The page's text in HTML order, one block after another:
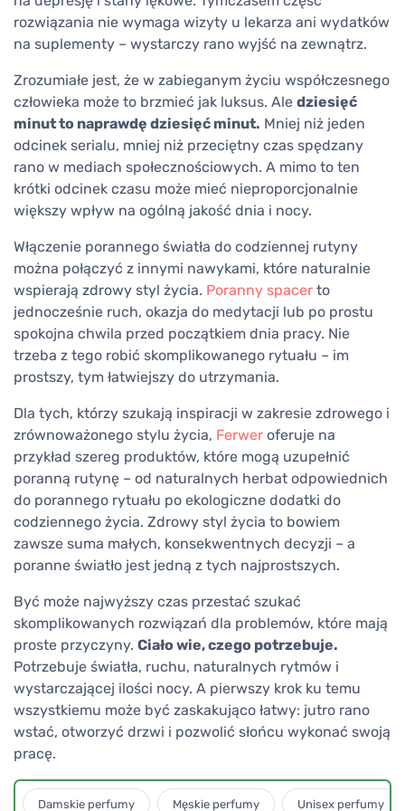
rozwiązania nie wymaga wizyty u lekarza ani wydatków
na suplementy – wystarczy rano wyjść na zewnątrz.
Zrozumiałe jest, że w zabieganym życiu współczesnego
człowieka może to brzmieć jak luksus. Ale dziesięć
minut to naprawdę dziesięć minut. Mniej niż jeden
odcinek serialu, mniej niż przeciętny czas spędzany
rano w mediach społecznościowych. A mimo to ten
krótki odcinek czasu może mieć nieproporcjonalnie
większy wpływ na ogólną jakość dnia i nocy.
Włączenie porannego światła do codziennej rutyny
można połączyć z innymi nawykami, które naturalnie
wspierają zdrowy styl życia. Poranny spacer to
jednocześnie ruch, okazja do medytacji lub po prostu
spokojna chwila przed początkiem dnia pracy. Nie
trzeba z tego robić skomplikowanego rytuału – im
prostszy, tym łatwiejszy do utrzymania.
Dla tych, którzy szukają inspiracji w zakresie zdrowego i
zrównoważonego stylu życia, Ferwer oferuje na
przykład szereg produktów, które mogą uzupełnić
poranną rutynę – od naturalnych herbat odpowiednich
do porannego rytuału po ekologiczne dodatki do
codziennego życia. Zdrowy styl życia to bowiem
zawsze suma małych, konsekwentnych decyzji – a
poranne światło jest jedną z tych najprostszych.
Być może najwyższy czas przestać szukać
skomplikowanych rozwiązań dla problemów, które mają
proste przyczyny. Ciało wie, czego potrzebuje.
Potrzebuje światła, ruchu, naturalnych rytmów i
wystarczającej ilości nocy. A pierwszy krok ku temu
wszystkiemu może być zaskakująco łatwy: jutro rano
wstać, otworzyć drzwi i pozwolić słońcu wykonać swoją
pracę.
Damskie perfumy Męskie perfumy Unisex perfumy